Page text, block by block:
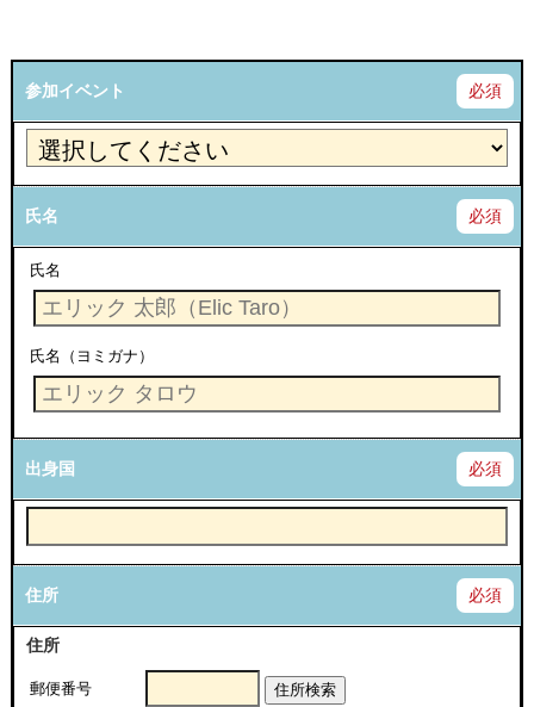
参加イベント 必須
氏名 必須
氏名
氏名（ヨミガナ）
出身国 必須
住所 必須
住所
郵便番号 住所検索